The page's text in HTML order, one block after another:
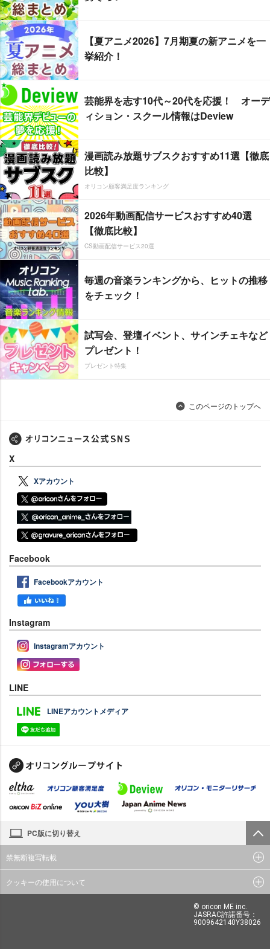
【夏アニメ2026】7月期夏の新アニメを一
挙紹介！
芸能界を志す10代～20代を応援！ オーデ
ィション・スクール情報はDeview
漫画読み放題サブスクおすすめ11選【徹底
比較】
オリコン顧客満足度ランキング
2026年動画配信サービスおすすめ40選
【徹底比較】
CS動画配信サービス20選
毎週の音楽ランキングから、ヒットの推移
をチェック！
試写会、登壇イベント、サインチェキなど
プレゼント！
プレゼント特集
このページのトップへ
X
Xアカウント
Facebook
Facebookアカウント
Instagram
Instagramアカウント
LINE
LINEアカウントメディア
PC版に切り替え
禁無断複写転載
クッキーの使用について
© oricon ME inc.
JASRAC許諾番号：
9009642140Y38026